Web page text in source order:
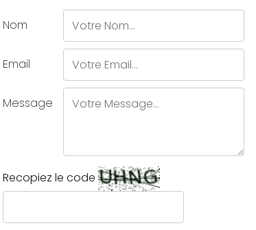
Nom
Email
Message
Recopiez le code